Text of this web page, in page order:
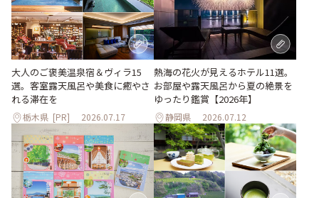
大人のご褒美温泉宿＆ヴィラ15
選。客室露天風呂や美食に癒やさ
れる滞在を
栃木県 [PR] 2026.07.17
熱海の花火が見えるホテル11選。
お部屋や露天風呂から夏の絶景を
ゆったり鑑賞【2026年】
静岡県 2026.07.12